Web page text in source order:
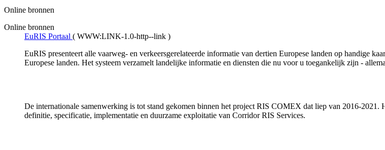
Online bronnen
Online bronnen
EuRIS Portaal ( WWW:LINK-1.0-http--link )
EuRIS presenteert alle vaarweg- en verkeersgerelateerde informatie van dertien Europese landen op handige
Europese landen. Het systeem verzamelt landelijke informatie en diensten die nu voor u toegankelijk zijn -
De internationale samenwerking is tot stand gekomen binnen het project RIS COMEX dat liep van 2016-2021.
definitie, specificatie, implementatie en duurzame exploitatie van Corridor RIS Services.